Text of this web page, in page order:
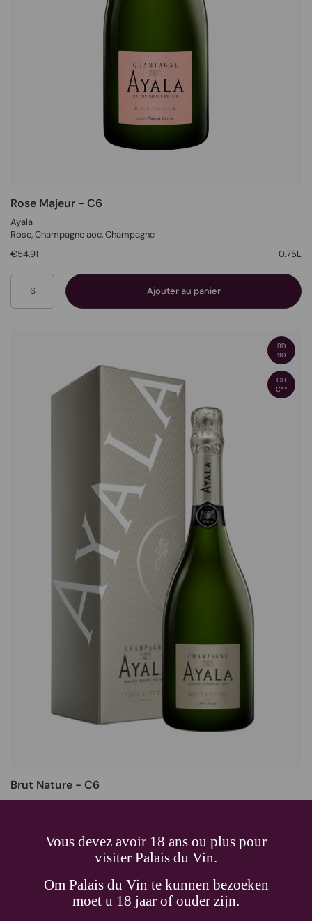
Vous devez avoir 18 ans ou plus pour
visiter Palais du Vin.
Om Palais du Vin te kunnen bezoeken
moet u 18 jaar of ouder zijn.
Rose Majeur - C6
Ayala
Rose, Champagne aoc,Champagne
€54,91
0.75L
Quantité
Ajouter au panier
Brut Nature - C6
Ayala
BD
90
GH
C**